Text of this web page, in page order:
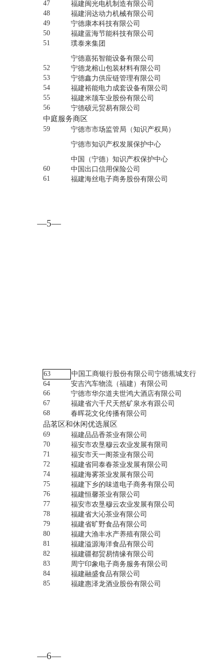
47
福建闽光电机制造有限公司
48
福建润达动力机械有限公司
49
宁德康本科技有限公司
50
福建蓝海节能科技有限公司
51
璞泰来集团
宁德嘉拓智能设备有限公司
52
宁德龙榕山包装材料有限公司
53
宁德鑫力供应链管理有限公司
54
福建裕能电力成套设备有限公司
55
福建米颉车业股份有限公司
56
宁德硕元贸易有限公司
中庭服务商区
59
宁德市市场监管局（知识产权局）
宁德市知识产权发展保护中心
中国（宁德）知识产权保护中心
60
中国出口信用保险公司
61
福建海丝电子商务股份有限公司
—5—
63
中国工商银行股份有限公司宁德蕉城支行
64
安吉汽车物流（福建）有限公司
66
宁德市华尔道夫世鸿大酒店有限公司
67
福建省六千尺天然矿泉水有跟公司
68
春晖花文化传播有限公司
品茗区和休闲优选展区
69
福建品品香茶业有限公司
70
福安市农垦穆云农业发展有限司
71
福安市天一阁茶业有限公司
72
褔建省同泰春茶业发展有限公司
74
福建海雾茶业发展有限公司
75
福建下乡的味道电子商务有限公司
76
福建恒馨茶业有限公司
77
福安市农垦穆云农业发展有限公司
78
福建省大沁茶业有限公司
79
福建省旷野食品有限公司
80
福建大渔丰水产养殖有限公司
81
福建溢源海洋食品有限公司
82
福建疆都贸易情缘有限公司
83
周宁印象电子商务服务有限公司
84
福建融盛食品有限公司
85
福建惠泽龙酒业股份有限公司
—6—